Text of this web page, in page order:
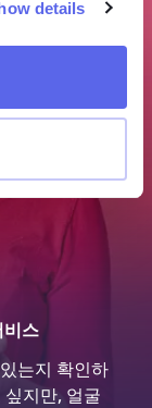
details
비스
는지 확인하
지만, 얼굴